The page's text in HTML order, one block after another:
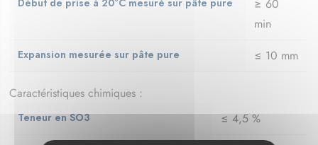
Début de prise à 20°C mesuré sur pâte pure
≥ 60
min
Expansion mesurée sur pâte pure ≤ 10 mm
Caractéristiques chimiques :
Teneur en SO3 ≤ 4,5 %